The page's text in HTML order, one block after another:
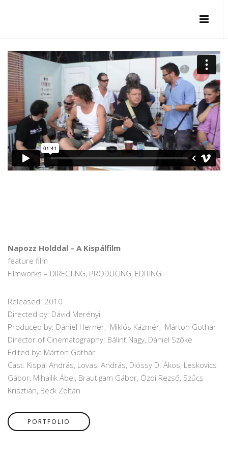
Napozz Holddal – A Kispálfilm
feature film
Filmworks – DIRECTING, PRODUCING, EDITING
Released: 2010
Directed by: Dávid Merényi
Produced by: Dániel Herner, Miklós Kázmér, Márton Gothár
Director of Cinematography: Bálint Nagy, Dániel Szőke
Edited by: Márton Gothár
Cast: Kispál András, Lovasi András, Dióssy D. Ákos, Leskovics
Gábor, Mihailik Ábel, Brautigam Gábor, Ózdi Rezső, Szűcs
Krisztián, Beck Zoltán
PORTFOLIO